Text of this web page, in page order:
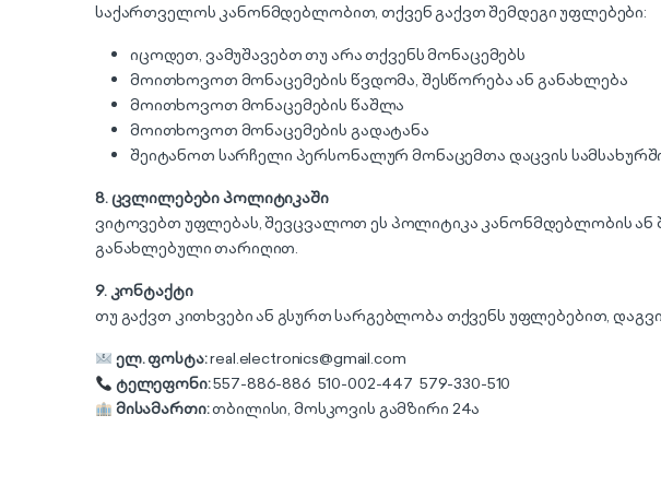
საქართველოს კანონმდებლობით, თქვენ გაქვთ შემდეგი უფლებები:
იცოდეთ, ვამუშავებთ თუ არა თქვენს მონაცემებს
მოითხოვოთ მონაცემების წვდომა, შესწორება ან განახლება
მოითხოვოთ მონაცემების წაშლა
მოითხოვოთ მონაცემების გადატანა
შეიტანოთ სარჩელი პერსონალურ მონაცემთა დაცვის
8.ცვლილებებიპოლიტიკაში
ვიტოვებთ უფლებას, შევცვალოთ ეს პოლიტიკა კანონმდებლობის ან
განახლებული თარიღით.
9.კონტაქტი
თუ გაქვთ კითხვები ან გსურთ სარგებლობა თქვენს უფლებებით,
ელ. ფოსტა:real.electronics@gmail.com
ტელეფონი:557-886-886 510-002-447 579-330-510
მისამართი:თბილისი, მოსკოვის გამზირი 24ა